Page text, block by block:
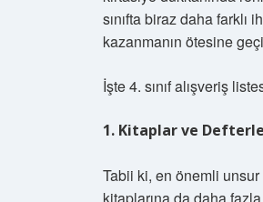
sınıfta biraz daha farklı
kazanmanın ötesine
İşte 4. sınıf alışveriş
1. Kitaplar ve
Tabii ki, en önemli unsur